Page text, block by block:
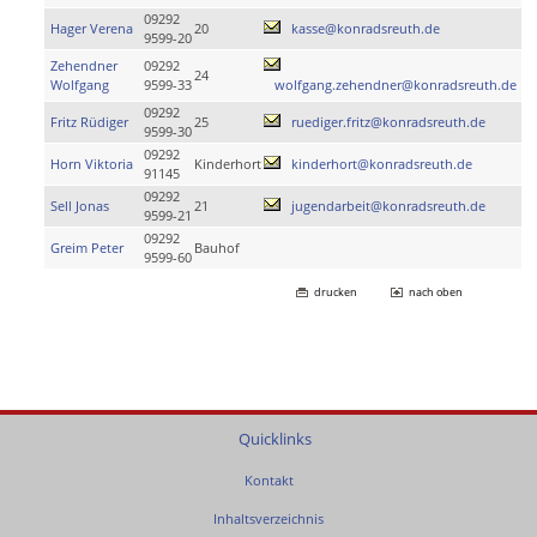
Hager Verena
09292
9599-20
20 kasse@konradsreuth.de
Zehendner
Wolfgang
09292
9599-33
24
wolfgang.zehendner@konradsreuth.de
Fritz Rüdiger
09292
9599-30
25 ruediger.fritz@konradsreuth.de
Horn Viktoria
09292
91145
Kinderhort kinderhort@konradsreuth.de
Sell Jonas
09292
9599-21
21 jugendarbeit@konradsreuth.de
Greim Peter
09292
9599-60
Bauhof
drucken nach oben
Quicklinks
Kontakt
Inhaltsverzeichnis